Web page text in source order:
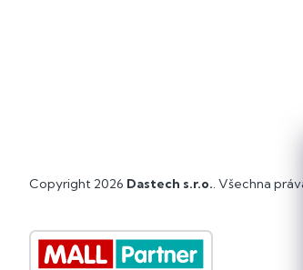
Copyright 2026 Dastech s.r.o.. Všechna